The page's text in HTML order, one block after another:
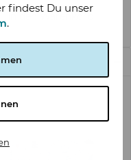
findest Du unser
.